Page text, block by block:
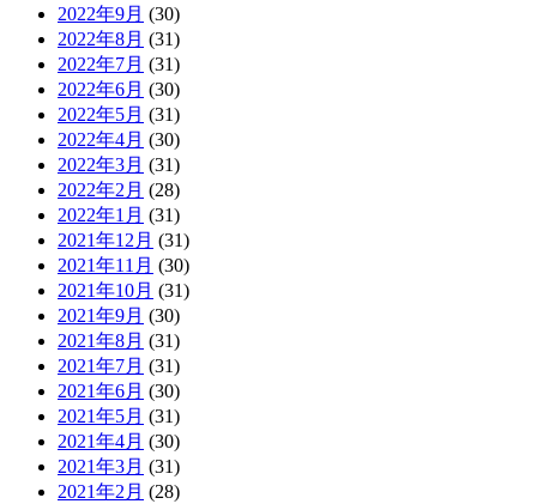
2022年9月 (30)
2022年8月 (31)
2022年7月 (31)
2022年6月 (30)
2022年5月 (31)
2022年4月 (30)
2022年3月 (31)
2022年2月 (28)
2022年1月 (31)
2021年12月 (31)
2021年11月 (30)
2021年10月 (31)
2021年9月 (30)
2021年8月 (31)
2021年7月 (31)
2021年6月 (30)
2021年5月 (31)
2021年4月 (30)
2021年3月 (31)
2021年2月 (28)